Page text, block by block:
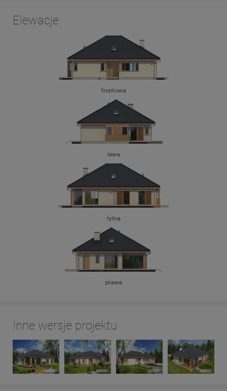
Elewacje
frontowa
lewa
tylna
prawa
Inne wersje projektu